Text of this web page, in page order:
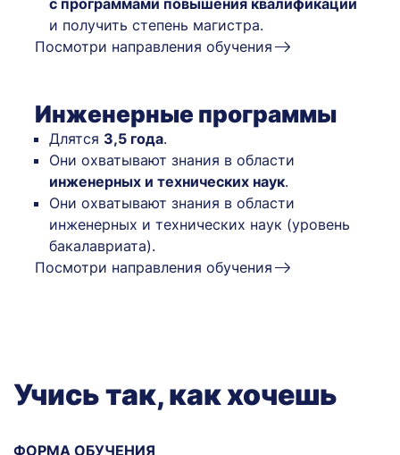
с программами повышения квалификации
и получить степень магистра.
Посмотри направления обучения
Инженерные программы
Длятся 3,5 года.
Они охватывают знания в области
инженерных и технических наук.
Они охватывают знания в области
инженерных и технических наук (уровень
бакалавриата).
Посмотри направления обучения
Учись так, как хочешь
ФОРМА ОБУЧЕНИЯ